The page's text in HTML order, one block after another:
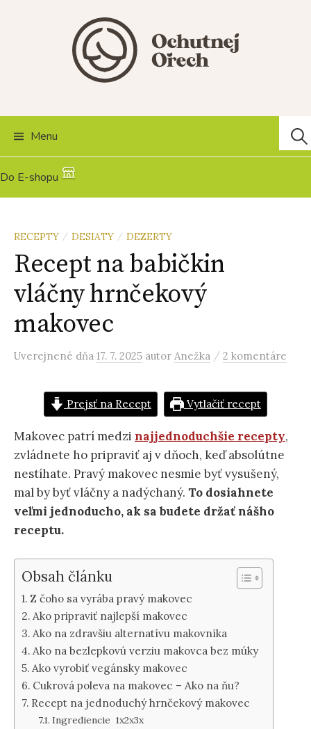
Menu
Do E-shopu
RECEPTY / DESIATY / DEZERTY
Recept na babičkin
vláčny hrnčekový
makovec
Uverejnené dňa 17. 7. 2025 autor Anežka / 2 komentáre
Prejsť na Recept Vytlačiť recept
Makovec patrí medzi najjednoduchšie recepty,
zvládnete ho pripraviť aj v dňoch, keď absolútne
nestíhate. Pravý makovec nesmie byť vysušený,
mal by byť vláčny a nadýchaný. To dosiahnete
veľmi jednoducho, ak sa budete držať nášho
receptu.
Obsah článku
Z čoho sa vyrába pravý makovec
Ako pripraviť najlepší makovec
Ako na zdravšiu alternatívu makovníka
Ako na bezlepkovú verziu makovca bez múky
Ako vyrobiť vegánsky makovec
Cukrová poleva na makovec – Ako na ňu?
Recept na jednoduchý hrnčekový makovec
Ingrediencie 1x2x3x